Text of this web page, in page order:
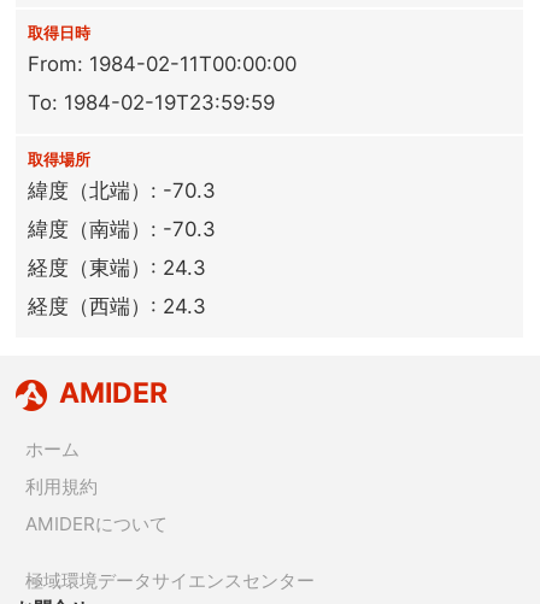
取得日時
From: 1984-02-11T00:00:00
To: 1984-02-19T23:59:59
取得場所
緯度（北端）: -70.3
緯度（南端）: -70.3
経度（東端）: 24.3
経度（西端）: 24.3
AMIDER
ホーム
利用規約
AMIDERについて
極域環境データサイエンスセンター